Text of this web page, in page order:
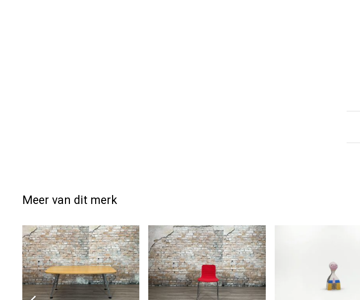
Meer van dit merk